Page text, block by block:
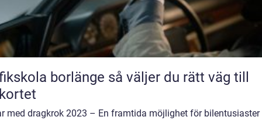
borlänge så väljer du rätt väg till
med dragkrok 2023 – En framtida möjlighet för bilentusiaster